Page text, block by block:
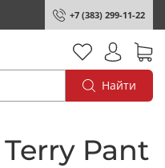
+7 (383) 299-11-22
Найти
Pant